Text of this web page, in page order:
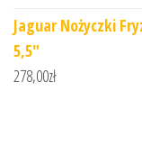
Jaguar Nożyczki
5,5"
278,00zł